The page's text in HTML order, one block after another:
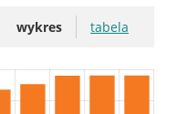
wykres tabela